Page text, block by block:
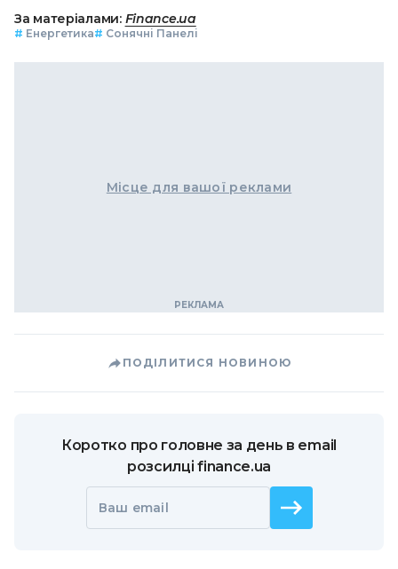
За матеріалами: Finance.ua
# Енергетика# Сонячні Панелі
Місце для вашої реклами
ПОДІЛИТИСЯ НОВИНОЮ
Коротко про головне за день в email
розсилці finance.ua
Ваш email